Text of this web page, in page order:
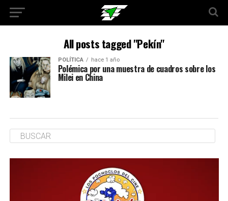
All posts tagged "Pekín"
POLÍTICA hace 1 año
Polémica por una muestra de cuadros sobre los
Milei en China